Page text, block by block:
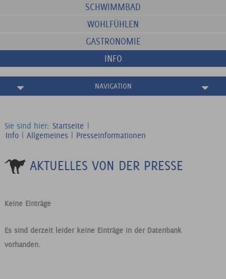
SCHWIMMBAD
WOHLFÜHLEN
GASTRONOMIE
INFO
NAVIGATION
Sie sind hier: Startseite
Info
Allgemeines Presseinformationen
AKTUELLES VON DER PRESSE
Keine Einträge
Es sind derzeit leider keine Einträge in der Datenbank
vorhanden.